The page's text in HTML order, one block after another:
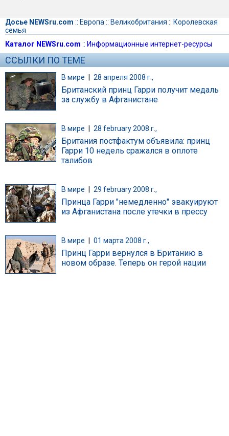
Досье NEWSru.com :: Европа :: Великобритания :: Королевская
семья
Каталог NEWSru.com :: Информационные интернет-ресурсы
ССЫЛКИ ПО ТЕМЕ
В мире | 28 апреля 2008 г.,
Британский принц Гарри получит медаль
за службу в Афганистане
В мире 28 february 2008 г.,
Британия постфактум объявила: принц
Гарри 10 недель сражался в оплоте
талибов
В мире 29 february 2008 г.,
Принца Гарри "немедленно" эвакуируют
из Афганистана после утечки в прессу
В мире 01 марта 2008 г.,
Принц Гарри вернулся в Британию в
новом образе. Теперь он герой нации